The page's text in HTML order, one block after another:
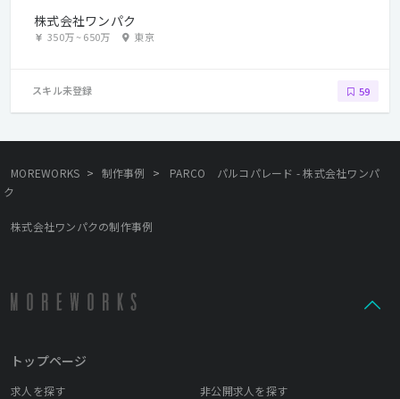
株式会社ワンパク
350万~650万 東京
スキル未登録 59
MOREWORKS > 制作事例 >
PARCO パルコパレード - 株式会社ワンパ
ク
株式会社ワンパクの制作事例
トップページ
求人を探す
非公開求人を探す